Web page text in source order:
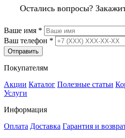
Остались вопросы?
Ваше имя *
Ваш телефон *
Отправить
Покупателям
Акции Каталог Полезные статьи
Услуги
Информация
Оплата Доставка Гарантия и